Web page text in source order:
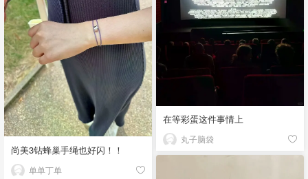
在等彩蛋这件事情上
丸子脑袋
尚美3钻蜂巢手绳也好闪！！
单单丁单